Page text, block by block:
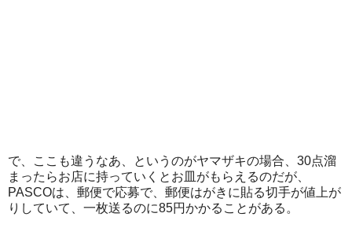
で、ここも違うなあ、というのがヤマザキの場合、30点溜
まったらお店に持っていくとお皿がもらえるのだが、
PASCOは、郵便で応募で、郵便はがきに貼る切手が値上が
りしていて、一枚送るのに85円かかることがある。